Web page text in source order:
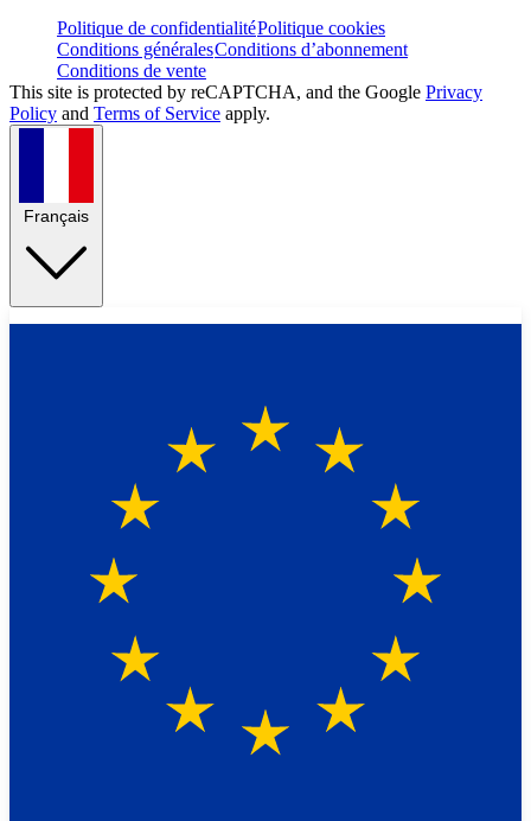
Politique de confidentialitéPolitique cookies
Conditions généralesConditions d’abonnement
Conditions de vente
This site is protected by reCAPTCHA, and the Google Privacy
Policy and Terms of Service apply.
Français